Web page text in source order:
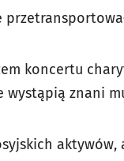
koncertu
znani